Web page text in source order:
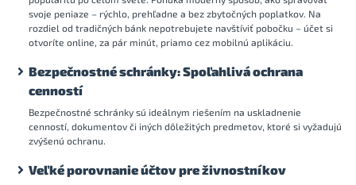
svoje peniaze – rýchlo, prehľadne a bez zbytočných poplatkov. Na
rozdiel od tradičných bánk nepotrebujete navštíviť pobočku – účet si
otvoríte online, za pár minút, priamo cez mobilnú aplikáciu.
Bezpečnostné schránky: Spoľahlivá ochrana
cenností
Bezpečnostné schránky sú ideálnym riešením na uskladnenie
cenností, dokumentov či iných dôležitých predmetov, ktoré si vyžadujú
zvýšenú ochranu.
Veľké porovnanie účtov pre živnostníkov